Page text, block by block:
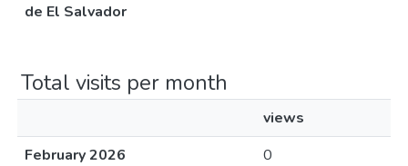
de El Salvador
Total visits per month
views
February 2026
0